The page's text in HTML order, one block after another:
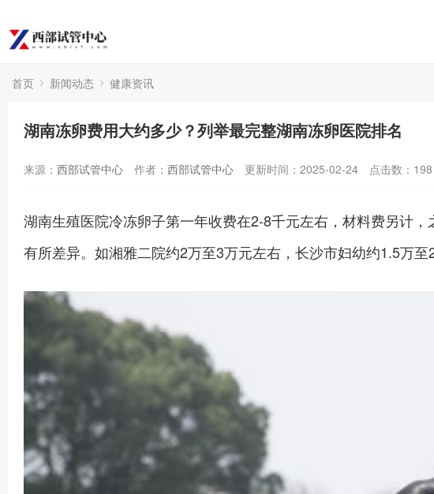
首页 新闻动态 健康资讯
湖南冻卵费用大约多少？列举最完整湖南冻卵医院排名
来源： 西部试管中心 作者： 西部试管中心 更新时间：2025-02-24 点击数： 198
湖南生殖医院冷冻卵子第一年收费在2-8千元左右，材料费另计
有所差异。如湘雅二院约2万至3万元左右，长沙市妇幼约1.5万